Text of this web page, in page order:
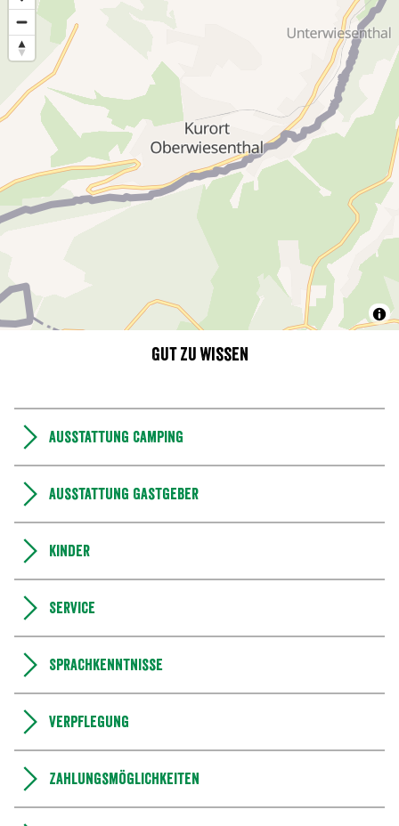
Gut zu wissen
Ausstattung Camping
Ausstattung Gastgeber
Kinder
Service
Sprachkenntnisse
Verpflegung
Zahlungsmöglichkeiten